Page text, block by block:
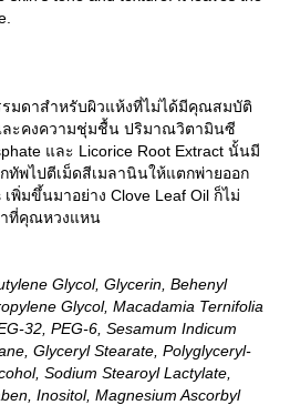
รมดาสำหรับผิวแห้งที่ไม่ได้มีคุณสมบัติ
ละคงความชุ่มชื้น ปริมาณวิตามินซี
และ Licorice Root Extract นั้นมี
ทัพไปตีเม็ดสีเมลานินให้แตกพ่ายออก
พิ่มขึ้นมาอย่าง Clove Leaf Oil ก็ไม่
าที่คุณหวงแหน
Glycol, Glycerin, Behenyl
Glycol, Macadamia Ternifolia
32, PEG-6, Sesamum Indicum
Glyceryl Stearate, Polyglyceryl-
Sodium Stearoyl Lactylate,
Inositol, Magnesium Ascorbyl